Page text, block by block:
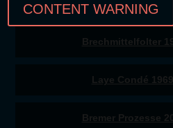
Brechmittelfolter
Laye Condé
Bremer Prozesse
CONTENT WARNING